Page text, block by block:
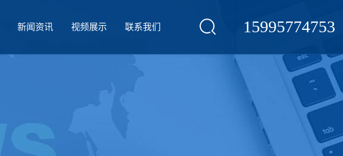
15995774753
新闻资讯 视频展示 联系我们